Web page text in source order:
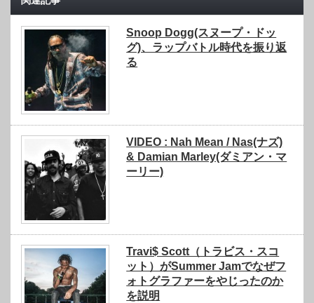
Snoop Dogg(スヌープ・ドッ
グ)、ラップバトル時代を振り返
る
VIDEO : Nah Mean / Nas(ナズ)
& Damian Marley(ダミアン・マ
ーリー)
Travi$ Scott（トラビス・スコ
ット）がSummer Jamでなぜフ
ォトグラファーをやじったのか
を説明